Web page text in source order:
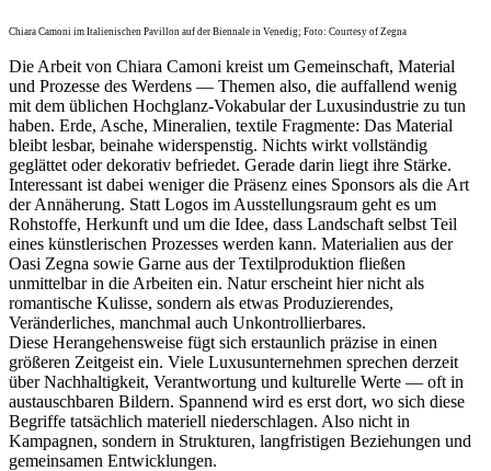
Chiara Camoni im Italienischen Pavillon auf der Biennale in Venedig; Foto: Courtesy of Zegna
Die Arbeit von Chiara Camoni kreist um Gemeinschaft, Material
und Prozesse des Werdens — Themen also, die auffallend wenig
mit dem üblichen Hochglanz-Vokabular der Luxusindustrie zu tun
haben. Erde, Asche, Mineralien, textile Fragmente: Das Material
bleibt lesbar, beinahe widerspenstig. Nichts wirkt vollständig
geglättet oder dekorativ befriedet. Gerade darin liegt ihre Stärke.
Interessant ist dabei weniger die Präsenz eines Sponsors als die Art
der Annäherung. Statt Logos im Ausstellungsraum geht es um
Rohstoffe, Herkunft und um die Idee, dass Landschaft selbst Teil
eines künstlerischen Prozesses werden kann. Materialien aus der
Oasi Zegna sowie Garne aus der Textilproduktion fließen
unmittelbar in die Arbeiten ein. Natur erscheint hier nicht als
romantische Kulisse, sondern als etwas Produzierendes,
Veränderliches, manchmal auch Unkontrollierbares.
Diese Herangehensweise fügt sich erstaunlich präzise in einen
größeren Zeitgeist ein. Viele Luxusunternehmen sprechen derzeit
über Nachhaltigkeit, Verantwortung und kulturelle Werte — oft in
austauschbaren Bildern. Spannend wird es erst dort, wo sich diese
Begriffe tatsächlich materiell niederschlagen. Also nicht in
Kampagnen, sondern in Strukturen, langfristigen Beziehungen und
gemeinsamen Entwicklungen.